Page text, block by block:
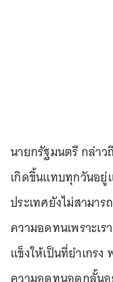
นายกรัฐมนตรี กล่าว
เกิดขึ้นแทบทุกวันอยู่
ประเทศยังไม่สามา
ความอดทนเพราะเ
แข็งให้เป็นที่ยำเกร